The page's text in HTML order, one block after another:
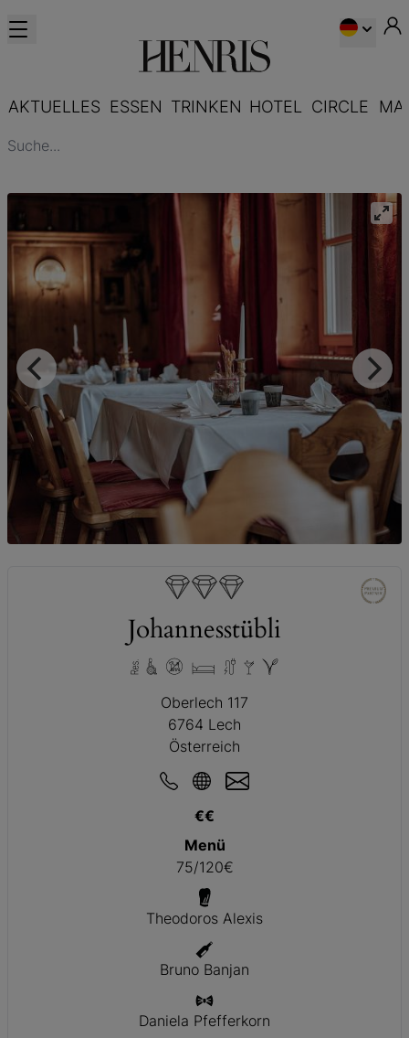
AKTUELLES ESSEN TRINKEN HOTEL CIRCLE
Johannesstübli
Oberlech 117
6764 Lech
Österreich
€€
Menü
75/120€
Theodoros Alexis
Bruno Banjan
Daniela Pfefferkorn